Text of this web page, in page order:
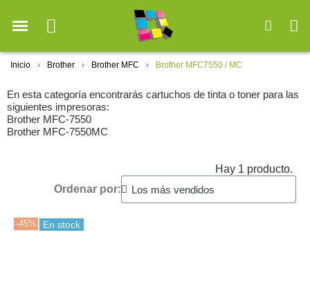
Inicio Brother Brother MFC Brother MFC7550 / MC
En esta categoría encontrarás cartuchos de tinta o toner para las
siguientes impresoras:
Brother MFC-7550
Brother MFC-7550MC
Hay 1 producto.
Ordenar por:
-45% En stock